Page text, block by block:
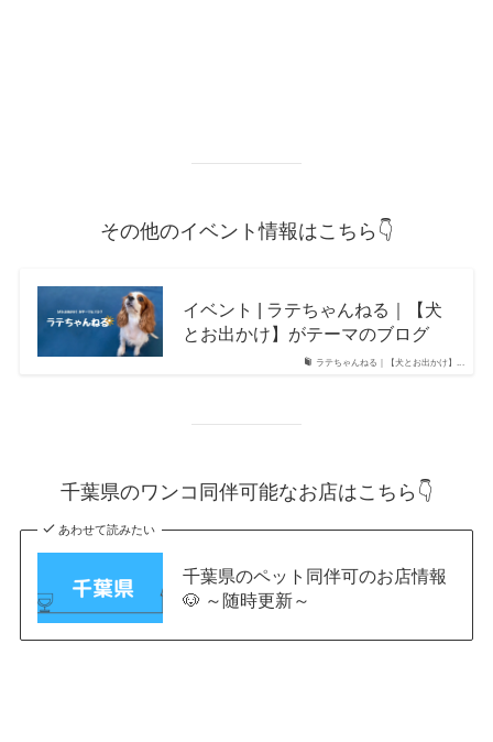
その他のイベント情報はこちら👇
ラテちゃんねる｜【犬とお出かけ】...
イベント | ラテちゃんねる｜【犬
とお出かけ】がテーマのブログ
千葉県のワンコ同伴可能なお店はこちら👇
あわせて読みたい
千葉県のペット同伴可のお店情報
🐶 ～随時更新～